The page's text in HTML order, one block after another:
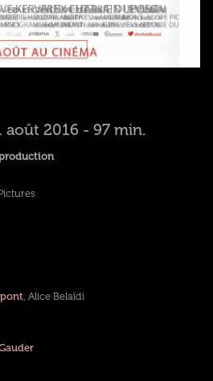
août 2016 - 97 min.
, Alice Belaïdi